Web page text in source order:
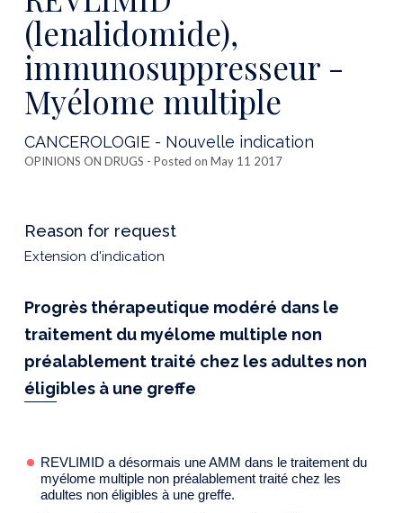
(lenalidomide),
immunosuppresseur -
Myélome multiple
CANCEROLOGIE - Nouvelle indication
OPINIONS ON DRUGS - Posted on May 11 2017
Reason for request
Extension d'indication
Progrès thérapeutique modéré dans le
traitement du myélome multiple non
préalablement traité chez les adultes non
éligibles à une greffe
REVLIMID a désormais une AMM dans le traitement du
myélome multiple non préalablement traité chez les
adultes non éligibles à une greffe.